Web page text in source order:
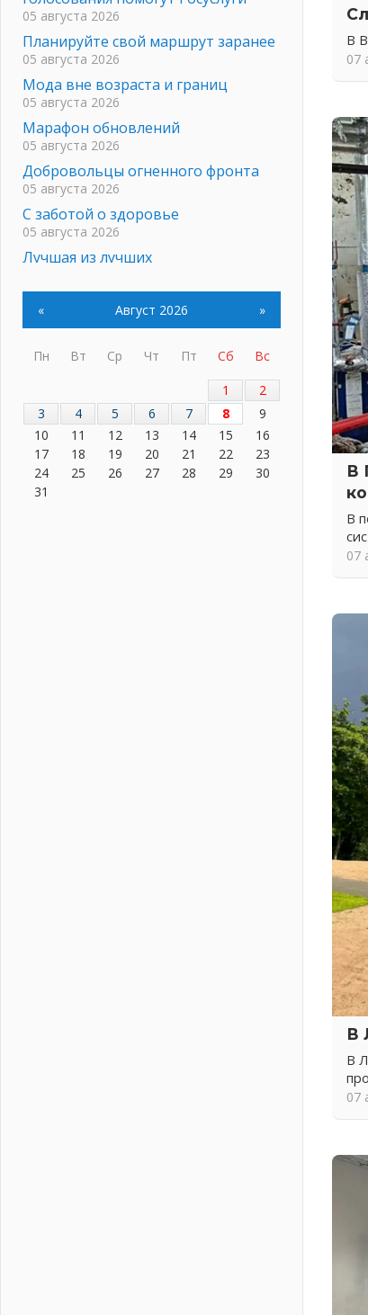
В
07
В
В
07
В
В
07
05 августа 2026
Планируйте свой маршрут заранее
05 августа 2026
Мода вне возраста и границ
05 августа 2026
Марафон обновлений
05 августа 2026
Добровольцы огненного фронта
05 августа 2026
С заботой о здоровье
05 августа 2026
Лучшая из лучших
05 августа 2026
каждого ведомства и
Вдохновлять, просвещать и
объединять!
05 августа 2026
Не оставят в беде
05 августа 2026
« Август 2026 »
Пн Вт Ср Чт Пт Сб
Вс
1
2
3
4 5 6 7 8
9
10
11 12 13 14 15
16
17
18 19 20 21 22
23
24
25 26 27 28 29
30
31